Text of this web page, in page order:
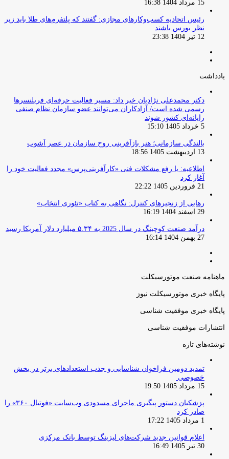
15 مرداد 1404 16:38
‏رئیس اتحادیه کسب‌وکارهای مجازی: گفتند که پلتفرم‌های طلا باید زیر
نظر بورس باشند
12 تیر 1404 23:38
یادداشت
دکتر محمدعلی نژادیان خبر داد: مسیر فعالیت حرفه‌ای فریلنسرها
رسمی شده است/ آزادکاران می‌توانند عضو سازمان نظام صنفی
رایانه‌ای کشور شوند
5 خرداد 1405 15:10
بالندگی سازمانی؛ هنر بازآفرینی روح سازمان در عصر آشوب
13 اردیبهشت 1405 18:56
اطلاعیه: با رفع مشکلات فنی «کارآفرینی‌پرس» مجدد فعالیت خود را
آغاز کرد
21 فروردین 1405 22:22
رهایی از زنجیرهای کنترل: نگاهی به کتاب «تئوری انتخاب»
29 اسفند 1404 16:19
درآمد صنعت کوچینگ در سال 2025 به ۵.۳۴ میلیارد دلار آمریکا رسید
27 بهمن 1404 16:14
ماهنامه صنعت موتورسیکلت
پایگاه خبری موتورسیکلت نیوز
پایگاه خبری موفقیت شناسی
انتشارات موفقیت شناسی
نوشته‌های تازه
تمدید دومین فراخوان شناسایی و جذب استعدادهای برتر در بخش
خصوصی
15 مرداد 1405 19:50
پزشکیان دستور پیگیری ماجرای مسدودی وب‌سایت «فوتبال ۳۶۰» را
صادر کرد
1 مرداد 1405 17:22
اعلام قوانین جدید شرکت‌های لیزینگ توسط بانک مرکزی
30 تیر 1405 16:49